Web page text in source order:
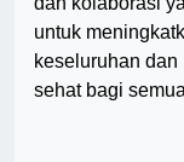
untuk
keseluruhan
sehat bagi